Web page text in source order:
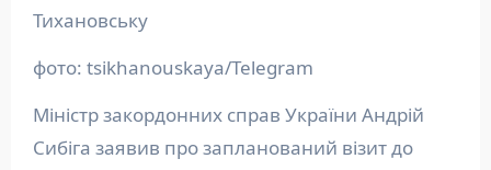
Тихановську
фото: tsikhanouskaya/Telegram
Міністр закордонних справ України Андрій
Сибіга заявив про запланований візит до